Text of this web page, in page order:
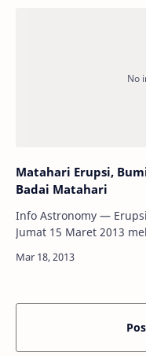
Matahari Erupsi,
Badai Matahari
Info Astronomy —
Jumat 15 Maret 2013
memicu badai